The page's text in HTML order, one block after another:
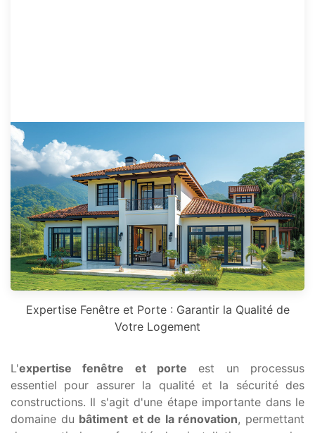
Expertise Fenêtre et Porte : Garantir la Qualité de
Votre Logement
L'expertise fenêtre et porte est un processus
essentiel pour assurer la qualité et la sécurité des
constructions. Il s'agit d'une étape importante dans le
domaine du bâtiment et de la rénovation, permettant